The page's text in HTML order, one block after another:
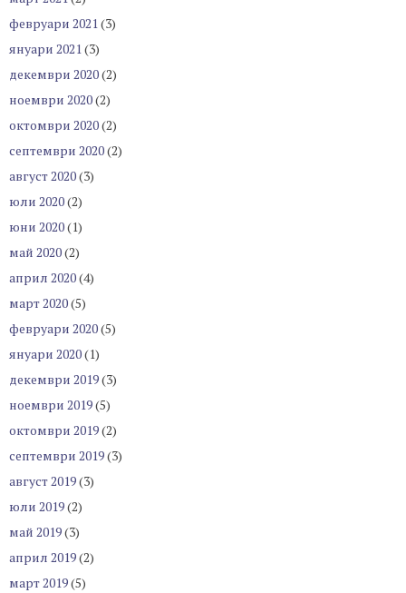
февруари 2021(3)
януари 2021(3)
декември 2020(2)
ноември 2020(2)
октомври 2020(2)
септември 2020(2)
август 2020(3)
юли 2020(2)
юни 2020(1)
май 2020(2)
април 2020(4)
март 2020(5)
февруари 2020(5)
януари 2020(1)
декември 2019(3)
ноември 2019(5)
октомври 2019(2)
септември 2019(3)
август 2019(3)
юли 2019(2)
май 2019(3)
април 2019(2)
март 2019(5)